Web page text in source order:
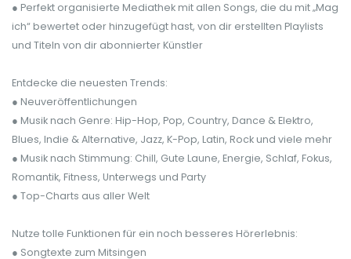
● Perfekt organisierte Mediathek mit allen Songs, die du mit „Mag
ich“ bewertet oder hinzugefügt hast, von dir erstellten Playlists
und Titeln von dir abonnierter Künstler
Entdecke die neuesten Trends:
● Neuveröffentlichungen
● Musik nach Genre: Hip-Hop, Pop, Country, Dance & Elektro,
Blues, Indie & Alternative, Jazz, K-Pop, Latin, Rock und viele mehr
● Musik nach Stimmung: Chill, Gute Laune, Energie, Schlaf, Fokus,
Romantik, Fitness, Unterwegs und Party
● Top-Charts aus aller Welt
Nutze tolle Funktionen für ein noch besseres Hörerlebnis:
● Songtexte zum Mitsingen